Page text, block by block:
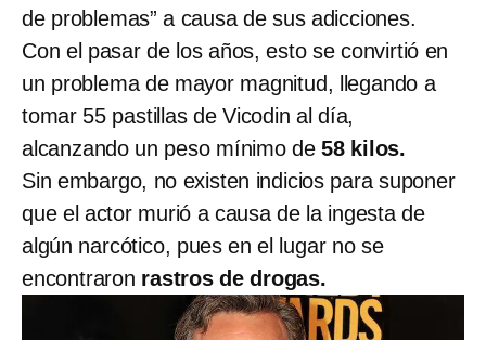
de problemas” a causa de sus adicciones.
Con el pasar de los años, esto se convirtió en
un problema de mayor magnitud, llegando a
tomar 55 pastillas de Vicodin al día,
alcanzando un peso mínimo de58 kilos.
Sin embargo, no existen indicios para suponer
que el actor murió a causa de la ingesta de
algún narcótico, pues en el lugar no se
encontraron rastros de drogas.